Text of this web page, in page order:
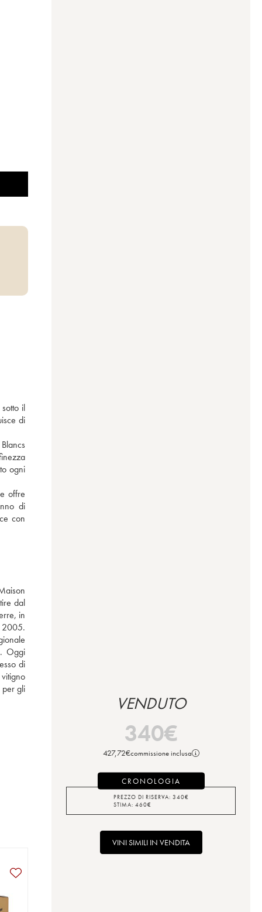
il
di
ogni
offre
di
con
dal
in
2005.
Oggi
di
per gli
VENDUTO
340€
427,72€commissione inclusa
CRONOLOGIA
PREZZO DI RISERVA: 340€
STIMA: 460€
VINI SIMILI IN VENDITA